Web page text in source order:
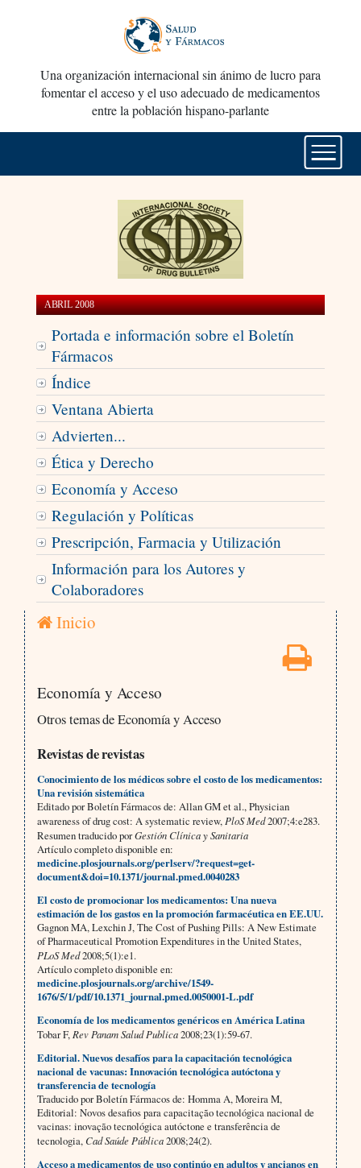
Una organización internacional sin ánimo de lucro para
fomentar el acceso y el uso adecuado de medicamentos
entre la población hispano-parlante
ABRIL 2008
Portada e información sobre el Boletín
Fármacos
Índice
Ventana Abierta
Advierten...
Ética y Derecho
Economía y Acceso
Regulación y Políticas
Prescripción, Farmacia y Utilización
Información para los Autores y
Colaboradores
Inicio
Economía y Acceso
Otros temas de Economía y Acceso
Revistas de revistas
Conocimiento de los médicos sobre el costo de los medicamentos:
Una revisión sistemática
Editado por Boletín Fármacos de: Allan GM et al., Physician
awareness of drug cost: A systematic review, PloS Med2007;4:e283.
Resumen traducido porGestión Clínica y Sanitaria
Artículo completo disponible en:
medicine.plosjournals.org/perlserv/?request=get-
document&doi=10.1371/journal.pmed.0040283
El costo de promocionar los medicamentos: Una nueva
estimación de los gastos en la promoción farmacéutica en EE.UU.
Gagnon MA, Lexchin J, The Cost of Pushing Pills: A New Estimate
of Pharmaceutical Promotion Expenditures in the United States,
PLoS Med2008;5(1):e1.
Artículo completo disponible en:
medicine.plosjournals.org/archive/1549-
1676/5/1/pdf/10.1371_journal.pmed.0050001-L.pdf
Economía de los medicamentos genéricos en América Latina
Tobar F, Rev Panam Salud Publica2008;23(1):59-67.
Editorial. Nuevos desafíos para la capacitación tecnológica
nacional de vacunas: Innovación tecnológica autóctona y
transferencia de tecnología
Traducido por Boletín Fármacos de: Homma A, Moreira M,
Editorial: Novos desafios para capacitação tecnológica nacional de
vacinas: inovação tecnológica autóctone e transferência de
tecnologia,Cad Saúde Pública2008;24(2).
Acceso a medicamentos de uso continúo en adultos y ancianos en